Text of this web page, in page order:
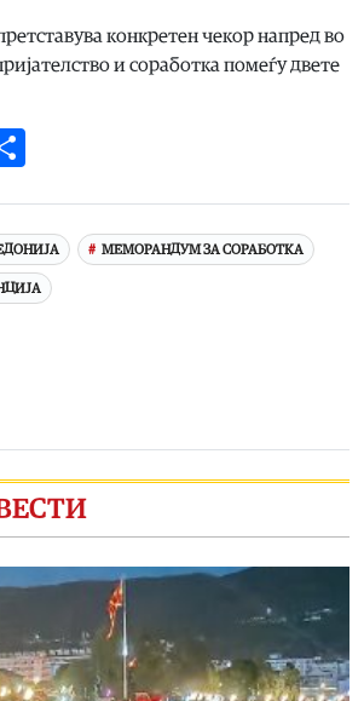
конкретен чекор напред во
и соработка помеѓу двете
МЕМОРАНДУМ ЗА СОРАБОТКА